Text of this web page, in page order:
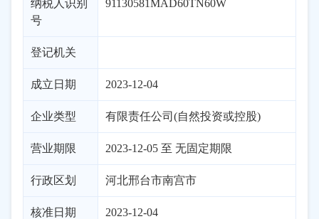
纳税人识别
号
91130581MAD60TN60W
登记机关
成立日期 2023-12-04
企业类型 有限责任公司(自然投资或控股)
营业期限 2023-12-05 至 无固定期限
行政区划 河北邢台市南宫市
核准日期 2023-12-04